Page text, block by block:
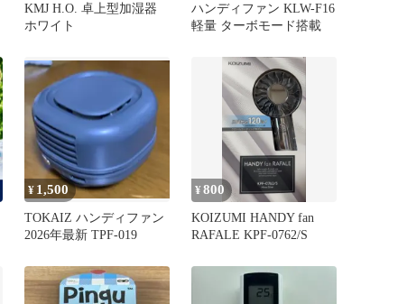
KMJ H.O. 卓上型加湿器
ホワイト
ハンディファン KLW-F16
軽量 ターボモード搭載
¥ 1,500
TOKAIZ ハンディファン
2026年最新 TPF-019
¥800
KOIZUMI HANDY fan
RAFALE KPF-0762/S